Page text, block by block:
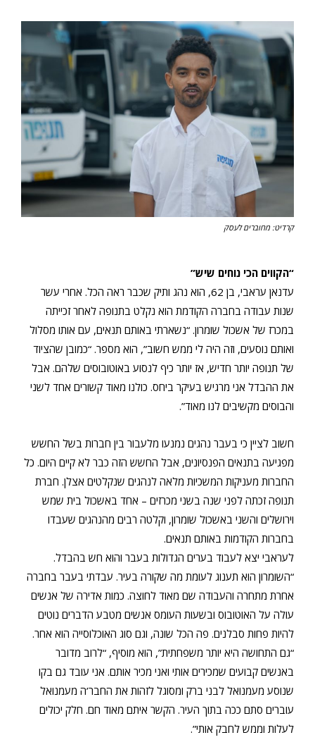
קרדיט: מחוברים לעסק
“הקווים הכי נוחים שיש”
עדנאן עראבי, בן 62, הוא נהג ותיק שכבר ראה הכל. אחרי עשר
שנות עבודה בחברה הקודמת הוא נקלט בתנופה לאחר זכייתה
במכרז של אשכול שומרון. “נשארתי באותם תנאים, עם אותו מסלול
ואותם נוסעים, וזה היה לי ממש חשוב”, הוא מספר. “כמובן שהציוד
של תנופה יותר חדיש, אז יותר כיף לנסוע באוטובוסים שלהם. אבל
את ההבדל אני מרגיש בעיקר ביחס. כולנו מאוד קשורים אחד לשני
והבוסים מקשיבים לנו מאוד”.
חשוב לציין כי בעבר נהגים נמנעו מלעבור בין חברות בשל החשש
מפגיעה בתנאים הפנסיונים, אבל החשש הזה כבר לא קיים היום. כל
החברות מעניקות המשכיות מלאה לנהגים שנקלטים אצלן. חברת
תנופה זכתה לפני שנה בשני מכרזים – אחד באשכול בית שמש
וירושלים והשני באשכול שומרון, וקלטה רבים מהנהגים שעבדו
בחברות הקודמות באותם תנאים.
לעראבי יצא לעבוד בערים הגדולות בעבר והוא חש בהבדל.
“השומרון הוא תענוג לעומת מה שקורה בעיר. עבדתי בעבר בחברה
אחרת מתחרה והעבודה שם מאוד לחוצה. כמות אדירה של אנשים
עולה על האוטובוס ובשעות העומס אנשים מטבע הדברים נוטים
להיות פחות סבלנים. פה הכל שונה, וגם סוג האוכלוסייה הוא אחר.
“גם התחושה היא יותר משפחתית”, הוא מוסיף, “לרוב מדובר
באנשים קבועים שמכירים אותי ואני מכיר אותם. אני עובד גם בקו
שנוסע מעמנואל לבני ברק ומסוגל לזהות את החבר’ה מעמנואל
עוברים סתם ככה בתוך העיר. הקשר איתם מאוד חם. חלק יכולים
לעלות וממש לחבק אותי”.